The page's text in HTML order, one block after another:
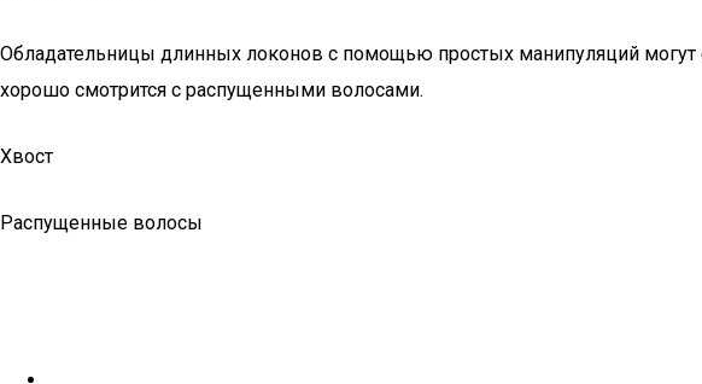
Обладательницы длинных локонов с помощью простых манипуляций могут
хорошо смотрится с распущенными волосами.
Хвост
Распущенные волосы